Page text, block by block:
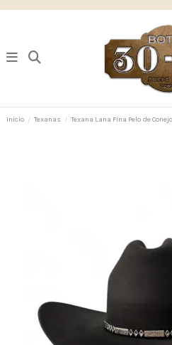
Inicio Texanas Texana Lana Fina Pelo de